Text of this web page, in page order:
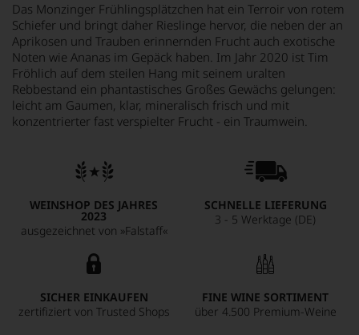
Das Monzinger Frühlingsplätzchen hat ein Terroir von rotem
Schiefer und bringt daher Rieslinge hervor, die neben der an
Aprikosen und Trauben erinnernden Frucht auch exotische
Noten wie Ananas im Gepäck haben. Im Jahr 2020 ist Tim
Fröhlich auf dem steilen Hang mit seinem uralten
Rebbestand ein phantastisches Großes Gewächs gelungen:
leicht am Gaumen, klar, mineralisch frisch und mit
konzentrierter fast verspielter Frucht - ein Traumwein.
WEINSHOP DES JAHRES
2023
ausgezeichnet von »Falstaff«
SCHNELLE LIEFERUNG
3 - 5 Werktage (DE)
SICHER EINKAUFEN
zertifiziert von Trusted Shops
FINE WINE SORTIMENT
über 4.500 Premium-Weine